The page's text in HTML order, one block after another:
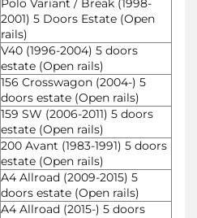
Polo Variant / Break (1998-
2001) 5 Doors Estate (Open
rails)
V40 (1996-2004) 5 doors
estate (Open rails)
156 Crosswagon (2004-) 5
doors estate (Open rails)
159 SW (2006-2011) 5 doors
estate (Open rails)
200 Avant (1983-1991) 5 doors
estate (Open rails)
A4 Allroad (2009-2015) 5
doors estate (Open rails)
A4 Allroad (2015-) 5 doors